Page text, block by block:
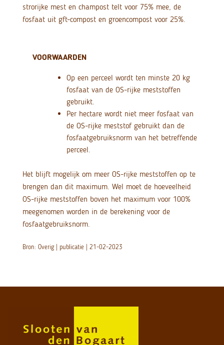
strorijke mest en champost telt voor 75% mee, de
fosfaat uit gft-compost en groencompost voor 25%.
VOORWAARDEN
Op een perceel wordt ten minste 20 kg
fosfaat van de OS-rijke meststoffen
gebruikt.
Per hectare wordt niet meer fosfaat van
de OS-rijke meststof gebruikt dan de
fosfaatgebruiksnorm van het betreffende
perceel.
Het blijft mogelijk om meer OS-rijke meststoffen op te
brengen dan dit maximum. Wel moet de hoeveelheid
OS-rijke meststoffen boven het maximum voor 100%
meegenomen worden in de berekening voor de
fosfaatgebruiksnorm.
Bron: Overig | publicatie | 21-02-2023